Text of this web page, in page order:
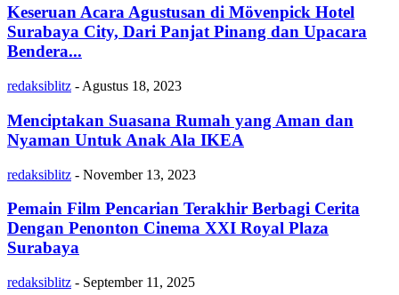
Keseruan Acara Agustusan di Mövenpick Hotel
Surabaya City, Dari Panjat Pinang dan Upacara
Bendera...
redaksiblitz - Agustus 18, 2023
Menciptakan Suasana Rumah yang Aman dan
Nyaman Untuk Anak Ala IKEA
redaksiblitz - November 13, 2023
Pemain Film Pencarian Terakhir Berbagi Cerita
Dengan Penonton Cinema XXI Royal Plaza
Surabaya
redaksiblitz - September 11, 2025